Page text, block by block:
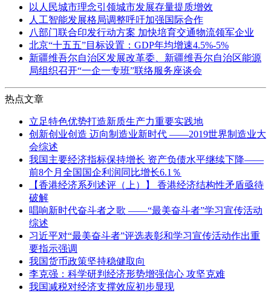
以人民城市理念引领城市发展存量提质增效
人工智能发展格局调整呼吁加强国际合作
八部门联合印发行动方案 加快培育交通物流领军企业
北京“十五五”目标设置：GDP年均增速4.5%-5%
新疆维吾尔自治区发展改革委、新疆维吾尔自治区能源
局组织召开“一企一专班”联络服务座谈会
热点文章
立足特色优势打造新质生产力重要实践地
创新创业创造 迈向制造业新时代 ——2019世界制造业大
会综述
我国主要经济指标保持增长 资产负债水平继续下降——
前8个月全国国企利润同比增长6.1％
【香港经济系列述评（上）】 香港经济结构性矛盾亟待
破解
唱响新时代奋斗者之歌 ——“最美奋斗者”学习宣传活动
综述
习近平对“最美奋斗者”评选表彰和学习宣传活动作出重
要指示强调
我国货币政策坚持稳健取向
李克强：科学研判经济形势增强信心 攻坚克难
我国减税对经济支撑效应初步显现